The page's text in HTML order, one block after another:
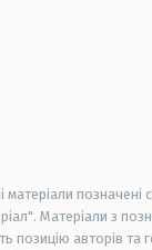
матеріали
Матеріали з
позицію авторів та